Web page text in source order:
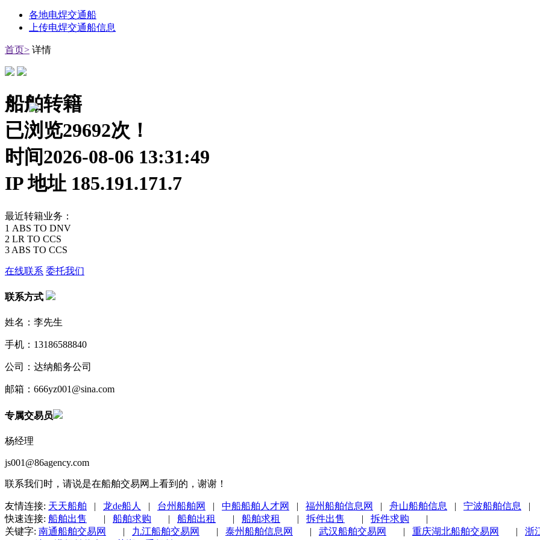
各地电焊交通船
上传电焊交通船信息
首页> 详情
船舶转籍
已浏览29692次！
时间2026-08-06 13:31:49
IP 地址 185.191.171.7
最近转籍业务：
1 ABS TO DNV
2 LR TO CCS
3 ABS TO CCS
在线联系 委托我们
联系方式
姓名：李先生
手机：13186588840
公司：达纳船务公司
邮箱：666yz001@sina.com
专属交易员
杨经理
js001@86agency.com
联系我们时，请说是在船舶交易网上看到的，谢谢！
友情连接: 天天船舶 | 龙de船人 | 台州船舶网 | 中船船舶人才网 | 福州船舶信息网 | 舟山船舶信息 | 宁波船舶信息
|
快速连接: 船舶出售 | 船舶求购 | 船舶出租 | 船舶求租 | 拆件出售 | 拆件求购 |
关键字: 南通船舶交易网 | 九江船舶交易网 | 泰州船舶信息网 | 武汉船舶交易网 | 重庆湖北船舶交易网 | 浙